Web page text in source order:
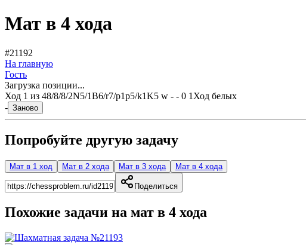
Мат в 4 хода
#21192
На главную
Гость
Загрузка позиции...
Ход 1 из 48/8/8/2N5/1B6/r7/p1p5/k1K5 w - - 0 1 Ход белых
- Заново
Попробуйте другую задачу
Мат в 1 ход Мат в 2 хода Мат в 3 хода Мат в 4 хода
Поделиться
Похожие задачи на мат в 4 хода